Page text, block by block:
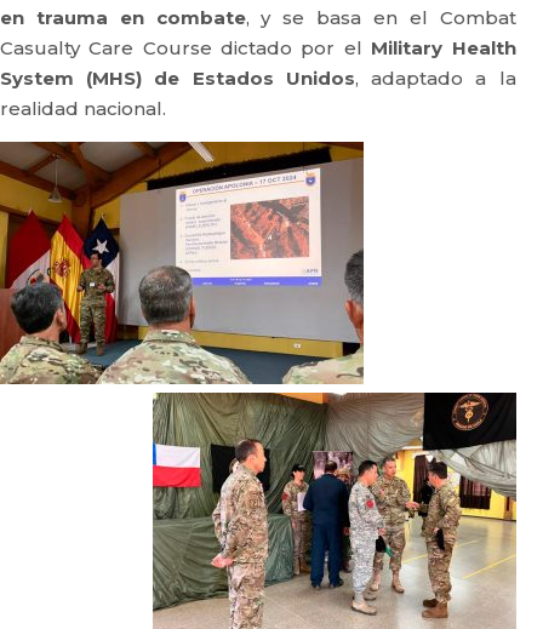
en trauma en combate, y se basa en el Combat
Casualty Care Course dictado por el Military Health
System (MHS) de Estados Unidos, adaptado a la
realidad nacional.